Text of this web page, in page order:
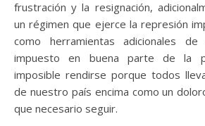
frustración y la resignación,
un régimen que ejerce la represión
como herramientas adicionales
impuesto en buena parte de la
imposible rendirse porque todos
de nuestro país encima como un
que necesario seguir.